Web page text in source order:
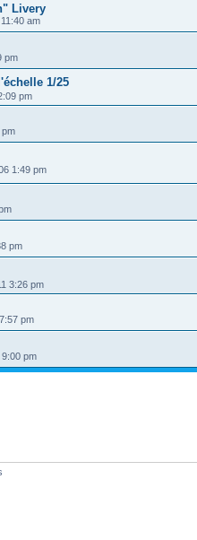
Livery
am
pm
1/25
pm
pm
1:49 pm
pm
3:26 pm
pm
pm